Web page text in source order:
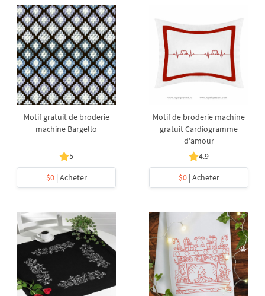
Motif gratuit de broderie
machine Bargello
5
$0| Acheter
Motif de broderie machine
gratuit Cardiogramme
d'amour
4.9
$0| Acheter